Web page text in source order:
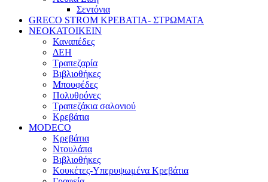
Σεντόνια
GRECO STROM ΚΡΕΒΑΤΙΑ- ΣΤΡΩΜΑΤΑ
ΝΕΟΚΑΤΟΙΚΕΙΝ
Καναπέδες
ΔΕΗ
Τραπεζαρία
Βιβλιοθήκες
Μπουφέδες
Πολυθρόνες
Τραπεζάκια σαλονιού
Κρεβάτια
MODECO
Κρεβάτια
Ντουλάπα
Βιβλιοθήκες
Κουκέτες-Υπερυψωμένα Κρεβάτια